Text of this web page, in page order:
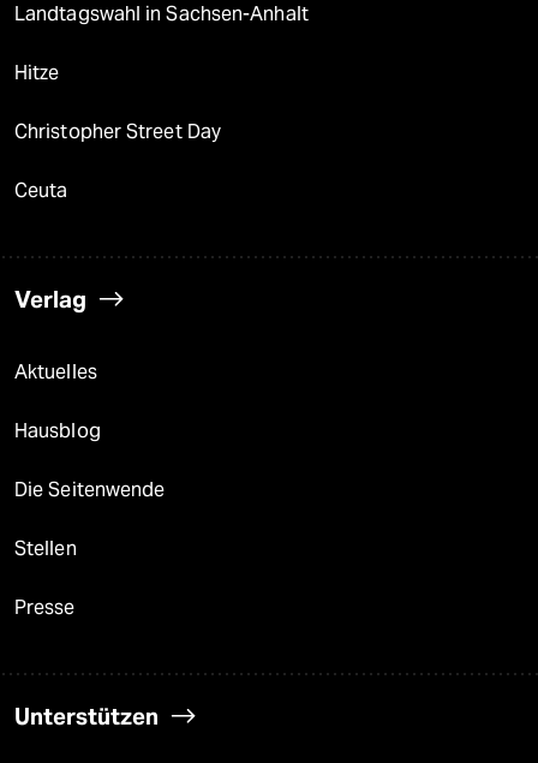
Landtagswahl in Sachsen-Anhalt
Hitze
Christopher Street Day
Ceuta
Verlag
Aktuelles
Hausblog
Die Seitenwende
Stellen
Presse
Unterstützen